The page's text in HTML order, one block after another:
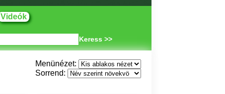
Videók
Keress >>
Menünézet:
Sorrend: